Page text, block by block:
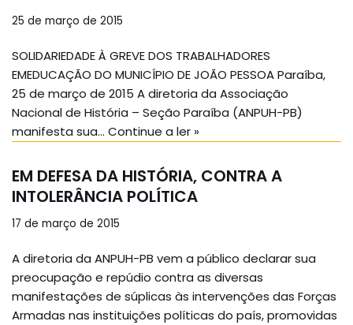
25 de março de 2015
SOLIDARIEDADE À GREVE DOS TRABALHADORES
EMEDUCAÇÃO DO MUNICÍPIO DE JOÃO PESSOA Paraíba,
25 de março de 2015 A diretoria da Associação
Nacional de História – Seção Paraíba (ANPUH-PB)
manifesta sua… Continue a ler »
EM DEFESA DA HISTÓRIA, CONTRA A
INTOLERÂNCIA POLÍTICA
17 de março de 2015
A diretoria da ANPUH-PB vem a público declarar sua
preocupação e repúdio contra as diversas
manifestações de súplicas às intervenções das Forças
Armadas nas instituições políticas do país, promovidas